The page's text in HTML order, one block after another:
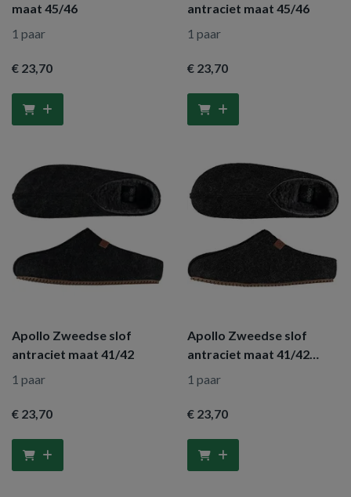
maat 45/46
1 paar
€ 23,70
antraciet maat 45/46
1 paar
€ 23,70
Apollo Zweedse slof
antraciet maat 41/42
1 paar
€ 23,70
Apollo Zweedse slof
antraciet maat 41/42
dames
1 paar
€ 23,70